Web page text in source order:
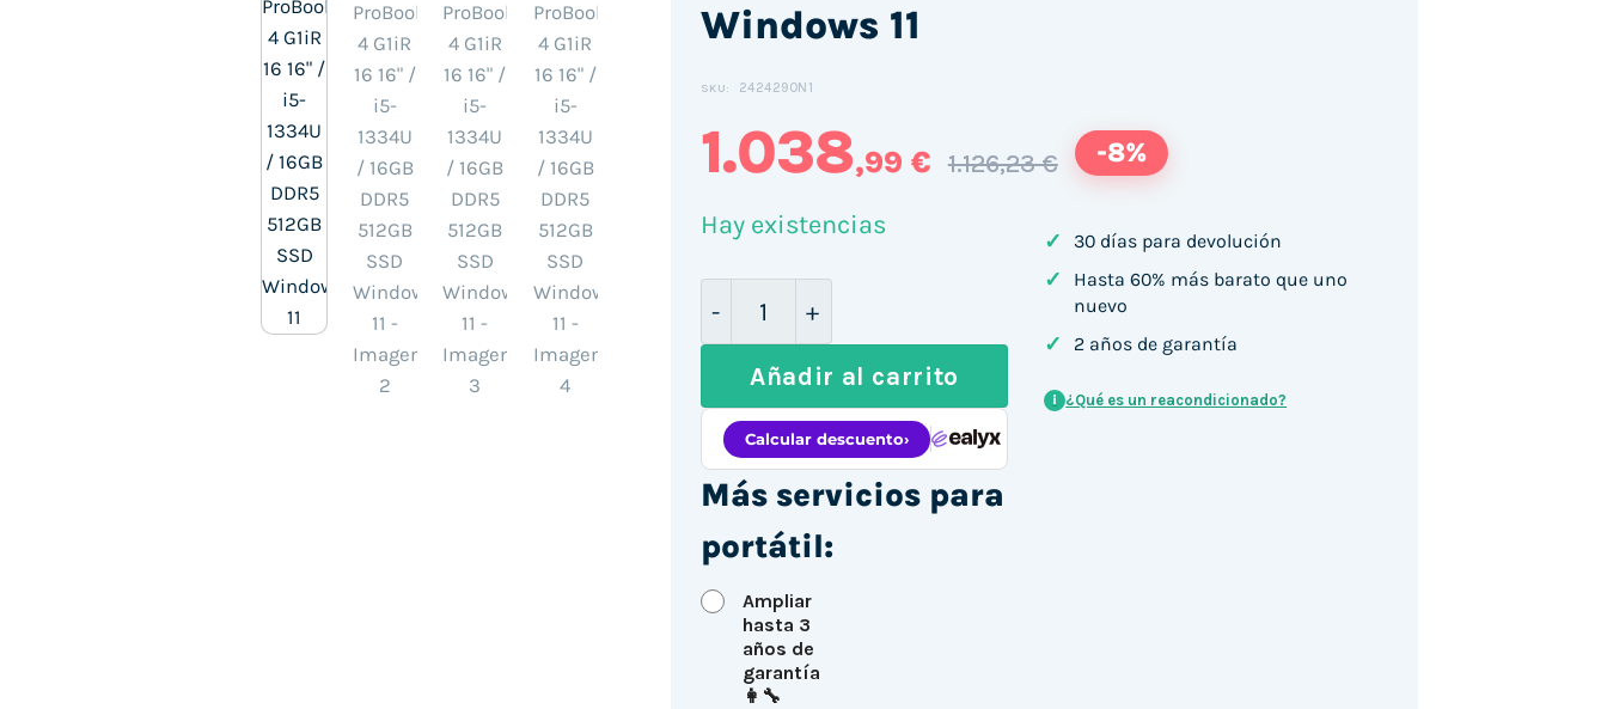
Windows 11
SKU: 2424290N1
1.038,99 € 1.126,23 € -8%
Hay existencias
HP ProBook 4 G1iR 16 16" / i5-1334U / 16GB DDR5 512GB SSD Windows 11 cantidad
Añadir al carrito
Más servicios para
portátil:
Ampliar
hasta 3
años de
garantía
👩‍🔧
✓ 30 días para devolución
✓
Hasta 60% más barato que uno
nuevo
✓ 2 años de garantía
i ¿Qué es un reacondicionado?